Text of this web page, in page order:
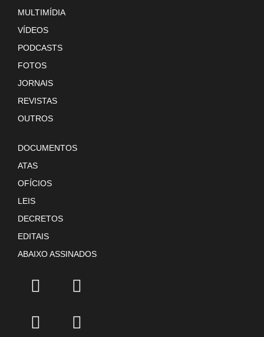
MULTIMÍDIA
VÍDEOS
PODCASTS
FOTOS
JORNAIS
REVISTAS
OUTROS
DOCUMENTOS
ATAS
OFÍCIOS
LEIS
DECRETOS
EDITAIS
ABAIXO ASSINADOS